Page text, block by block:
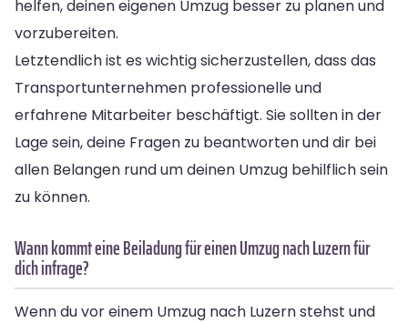
helfen, deinen eigenen Umzug besser zu planen und
vorzubereiten.
Letztendlich ist es wichtig sicherzustellen, dass das
Transportunternehmen professionelle und
erfahrene Mitarbeiter beschäftigt. Sie sollten in der
Lage sein, deine Fragen zu beantworten und dir bei
allen Belangen rund um deinen Umzug behilflich sein
zu können.
Wann kommt eine Beiladung für einen Umzug nach Luzern für
dich infrage?
Wenn du vor einem Umzug nach Luzern stehst und